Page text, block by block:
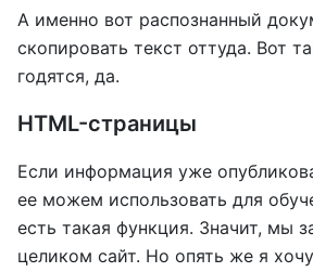
А именно вот распознанный
скопировать текст оттуда. Вот
годятся, да.
HTML-страницы
Если информация уже
ее можем использовать для
есть такая функция. Значит, мы
целиком сайт. Но опять же я